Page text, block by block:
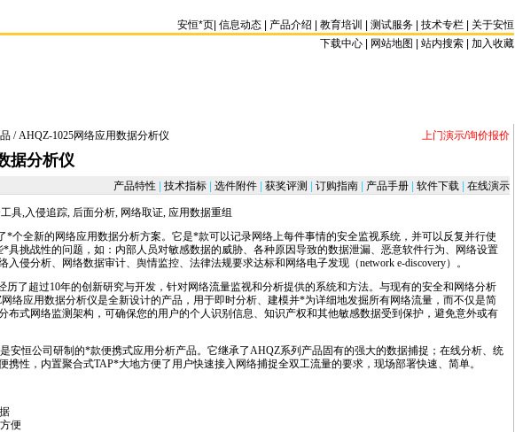
安恒*页 信息动态 产品介绍 教育培训 测试服务 技术专栏
关于安恒
下载中心 | 网站地图 | 站内搜索 加入收藏
/ AHQZ-1025网络应用数据分析仪 上门演示/询价报价
据分析仪
产品特性 技术指标 选件附件 获奖评测 订购指南 产品手册 软件下载 在线演示
具,入侵追踪, 后面分析, 网络取证, 应用数据重组
*个全新的网络应用数据分析方案。它是*款可以记录网络上每件事情的安全监视系统，并可以反复并行使
*具挑战性的问题，如：内部人员对敏感数据的威胁、各种原因导致的数据泄漏、恶意软件行为、网络设置
侵分析、网络数据审计、舆情监控、法律法规要求达标和网络电子发现（network e-discovery）。
历了超过10年的创新研究与开发，针对网络流量监视和分析提供的系统和方法。与现有的安全和网络分析
络应用数据分析仪是全新设计的产品，用于即时分析、建模并*为详细地发掘所有网络流量，而不仅是简
布式网络监测架构，可确保您的用户的个人识别信息、知识产权和其他敏感数据受到保护，避免意外或有
安恒公司研制的*款便携式应用分析产品。它继承了AHQZ系列产品固有的强大的数据捕捉；在线分析、统
携性，内置聚合式TAP*大地方便了用户快速接入网络捕捉全双工流量的要求，现场部署快速、简单。
便